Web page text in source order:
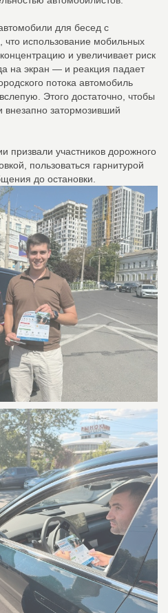
для бесед с
использование мобильных
и увеличивает риск
на экран — и реакция падает
потока автомобиль
Этого достаточно, чтобы
внезапно затормозивший
призвали участников дорожного
пользоваться гарнитурой
до остановки.